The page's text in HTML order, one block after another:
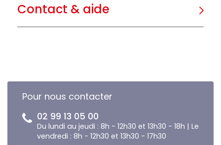
Contact & aide
Pour nous contacter
02 99 13 05 00
Du lundi au jeudi : 8h - 12h30 et 13h30 - 18h | Le
vendredi : 8h - 12h30 et 13h30 - 17h30